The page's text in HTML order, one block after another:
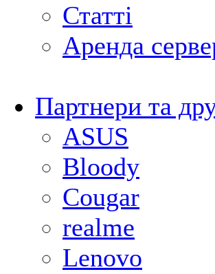
Статті
Аренда
Партнери та
ASUS
Bloody
Cougar
realme
Lenovo